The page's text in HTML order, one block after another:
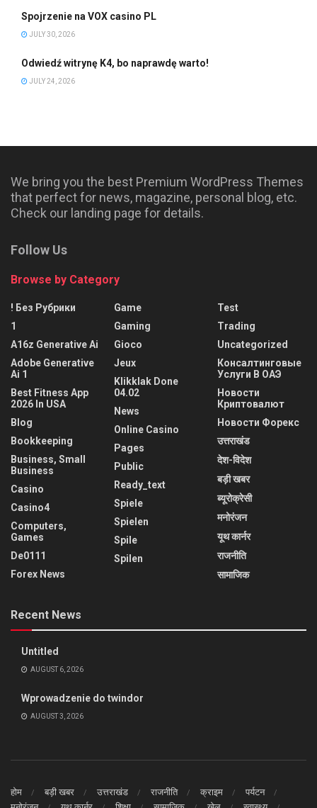
Spojrzenie na VOX casino PL
JULY 30, 2026
Odwiedź witrynę K4, bo naprawdę warto!
JULY 24, 2026
We bring you the best Premium WordPress Themes
that perfect for news, magazine, personal blog, etc.
Check our landing page for details.
Follow Us
Browse by Category
! Без Рубрики
1
A16z Generative Ai
Adobe Generative
Ai 1
Best Fitness App
2026 In USA
Blog
Bookkeeping
Business, Small
Business
Casino
Casino4
Computers,
Games
De0111
Forex News
Game
Gaming
Gioco
Jeux
Klikklak Done
04.02
News
Online Casino
Pages
Public
Ready_text
Spiele
Spielen
Spile
Spilen
Test
Trading
Uncategorized
Консалтинговые
Услуги В ОАЭ
Новости
Криптовалют
Новости Форекс
उत्तराखंड
देश-विदेश
बड़ी खबर
ब्यूरोक्रेसी
मनोरंजन
यूथ कार्नर
राजनीति
सामाजिक
Recent News
Untitled
AUGUST 6, 2026
Wprowadzenie do twindor
AUGUST 3, 2026
होम बड़ी खबर उत्तराखंड राजनीति क्राइम
पर्यटन